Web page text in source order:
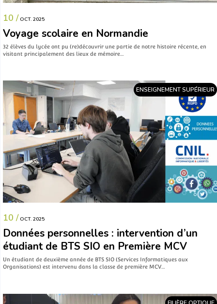
10 / OCT. 2025
Voyage scolaire en Normandie
32 élèves du lycée ont pu (re)découvrir une partie de notre histoire récente, en
visitant principalement des lieux de mémoire…
ENSEIGNEMENT SUPÉRIEUR
10 / OCT. 2025
Données personnelles : intervention d’un
étudiant de BTS SIO en Première MCV
Un étudiant de deuxième année de BTS SIO (Services Informatiques aux
Organisations) est intervenu dans la classe de première MCV…